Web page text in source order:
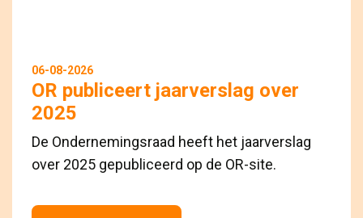
06-08-2026
OR publiceert jaarverslag over
2025
De Ondernemingsraad heeft het jaarverslag
over 2025 gepubliceerd op de OR-site.